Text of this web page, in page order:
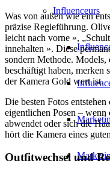
Influenceurs
Was von außen wie ein
präzise Regieführung.
leicht nach vorne »,
innehalten ». Diese
sondern Methode.
beschäftigt haben, merken
der Kamera Gold wert ist.
Die besten Fotos
eigentlichen Posen –
abwendet oder sich die
hört die Kamera eines
Outfitwechsel und